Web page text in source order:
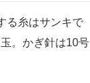
る糸はサンキで
。かぎ針は10号